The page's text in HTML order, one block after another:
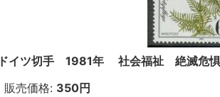
ドイツ切手 1981年 社会福祉 絶滅危
販売価格: 350円